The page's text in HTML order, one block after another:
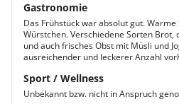
Gastronomie
Das Frühstück war absolut gut. Warme
Würstchen. Verschiedene Sorten Brot,
und auch frisches Obst mit Müsli und
ausreichender und leckerer Anzahl
Sport / Wellness
Unbekannt bzw. nicht in Anspruch